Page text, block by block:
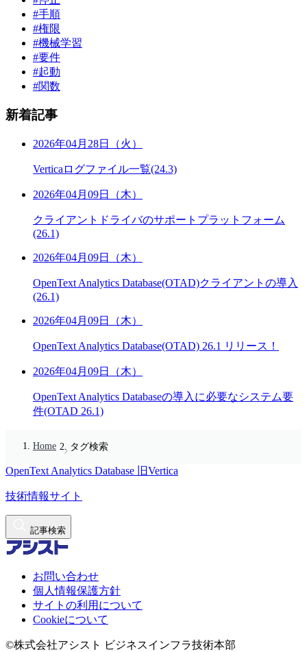
#手順
#権限
#機械学習
#要件
#起動
#関数
新着記事
2026年04月28日（火）
Verticaログファイル一覧(24.3)
2026年04月09日（木）
クライアントドライバのサポートプラットフォーム
(26.1)
2026年04月09日（木）
OpenText Analytics Database(OTAD)クライアントの導入
(26.1)
2026年04月09日（木）
OpenText Analytics Database(OTAD) 26.1 リリース！
2026年04月09日（木）
OpenText Analytics Databaseの導入に必要なシステム要
件(OTAD 26.1)
Home タグ検索
OpenText Analytics Database 旧Vertica
技術情報サイト
記事検索
お問い合わせ
個人情報保護方針
サイトの利用について
Cookieについて
©株式会社アシスト ビジネスインフラ技術本部